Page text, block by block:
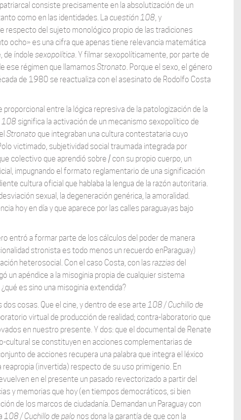
consiste precisamente en la absolutización de un
como en las identidades. La cuestión 108, y
respecto del sujeto monológico propio de las tradiciones
ocho» es una cifra que apenas tiene relevancia matemática
de índole sexopolítica. Y filmar sexopolíticamente, por parte de
ese régimen que llamamosStronato. Porque el sexo, el género
de 1980 se reactualiza con el asesinato de Rodolfo Costa
entre la lógica represiva de la patologización de la
108 significa la activación de un mecanismo sexopolítico de
Stronato que integraban una cultura contestataria cuyo
victimado, subjetividad social traumada integrada por
colectivo que aprendió sobre / con su propio cuerpo, un
impugnando el formato reglamentario de una significación
cultura oficial que hablaba la lengua de la razón autoritaria.
sexual, la degeneración genérica, la amoralidad.
hoy en día y que aparece por las calles paraguayas bajo
entró a formar parte de los cálculos del poder de manera
stronista es todo menos un recuerdo enParaguay)
heterosocial. Con el caso Costa, con lasrazziasdel
un apéndice a la misoginia propia de cualquier sistema
es sino una misoginia extendida?
cosas. Que el cine, y dentro de ese arte 108 / Cuchillo de
virtual de producción de realidad; contra-laboratorio que
en nuestro presente. Y dos: que el documental de Renate
cultural se constituyen en acciones complementarias de
de acciones recupera una palabra que integra el léxico
(invertida) respecto de su uso primigenio. En
en el presente un pasado revectorizado a partir del
y memorias que hoy (en tiempos democráticos, si bien
de los marcos de ciudadanía. Demandan un Paraguay con
108 / Cuchillo de palo nos dona la garantía de que con la